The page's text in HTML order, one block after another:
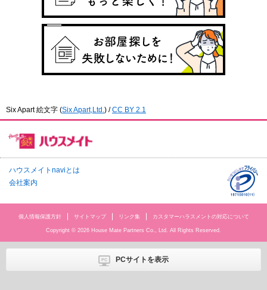
Six Apart 絵文字 (Six Apart,Ltd. ) /CC BY 2.1
ハウスメイトnaviとは
会社案内
個人情報保護方針 サイトマップ リンク集 カスタマーハラスメントの対応について
Copyright © 2026 House Mate Partners Co., Ltd. All Rights Reserved.
PCサイトを表示